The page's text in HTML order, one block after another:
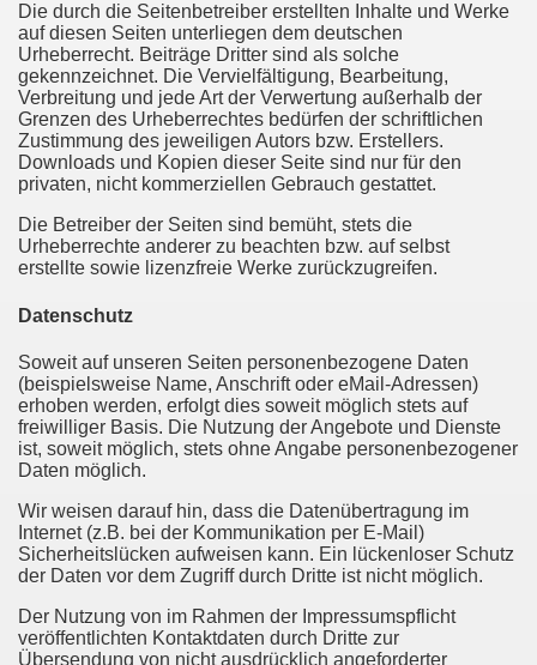
Die durch die Seitenbetreiber erstellten Inhalte und Werke
auf diesen Seiten unterliegen dem deutschen
Urheberrecht. Beiträge Dritter sind als solche
gekennzeichnet. Die Vervielfältigung, Bearbeitung,
Verbreitung und jede Art der Verwertung außerhalb der
Grenzen des Urheberrechtes bedürfen der schriftlichen
Zustimmung des jeweiligen Autors bzw. Erstellers.
Downloads und Kopien dieser Seite sind nur für den
privaten, nicht kommerziellen Gebrauch gestattet.
Die Betreiber der Seiten sind bemüht, stets die
Urheberrechte anderer zu beachten bzw. auf selbst
erstellte sowie lizenzfreie Werke zurückzugreifen.
Datenschutz
Soweit auf unseren Seiten personenbezogene Daten
(beispielsweise Name, Anschrift oder eMail-Adressen)
erhoben werden, erfolgt dies soweit möglich stets auf
freiwilliger Basis. Die Nutzung der Angebote und Dienste
ist, soweit möglich, stets ohne Angabe personenbezogener
Daten möglich.
Wir weisen darauf hin, dass die Datenübertragung im
Internet (z.B. bei der Kommunikation per E-Mail)
Sicherheitslücken aufweisen kann. Ein lückenloser Schutz
der Daten vor dem Zugriff durch Dritte ist nicht möglich.
Der Nutzung von im Rahmen der Impressumspflicht
veröffentlichten Kontaktdaten durch Dritte zur
Übersendung von nicht ausdrücklich angeforderter